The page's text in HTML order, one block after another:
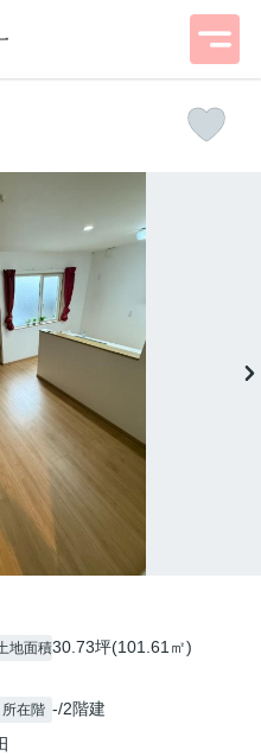
地面積30.73坪(101.61㎡)
所在階 -/2階建